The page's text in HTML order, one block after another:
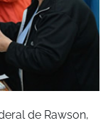
de Rawson,